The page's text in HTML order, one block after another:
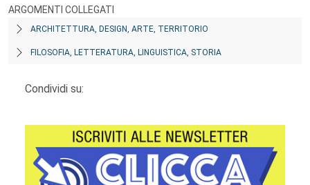
ARGOMENTI COLLEGATI
ARCHITETTURA, DESIGN, ARTE, TERRITORIO
FILOSOFIA, LETTERATURA, LINGUISTICA, STORIA
Condividi su: